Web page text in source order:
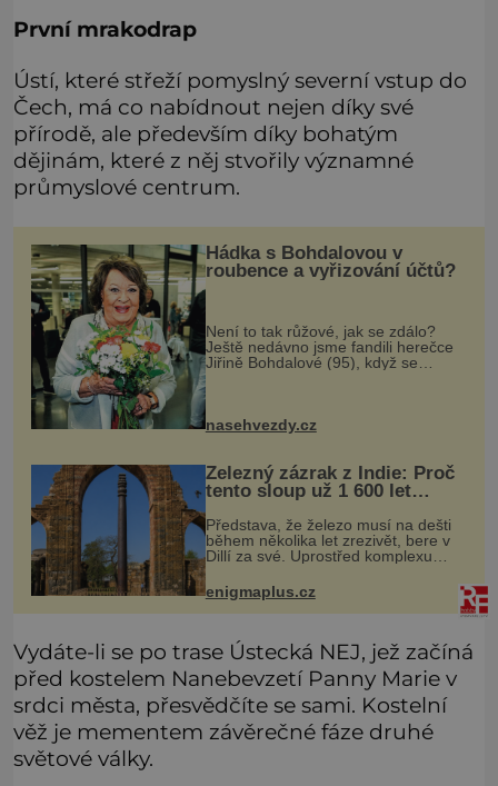
První mrakodrap
Ústí, které střeží pomyslný severní vstup do
Čech, má co nabídnout nejen díky své
přírodě, ale především díky bohatým
dějinám, které z něj stvořily významné
průmyslové centrum.
Hádka s Bohdalovou v
roubence a vyřizování účtů?
Není to tak růžové, jak se zdálo?
Ještě nedávno jsme fandili herečce
Jiřině Bohdalové (95), když se
povídalo, že snad tráví léto na své
roubené chalupě v Českém ráji s
přítelem, slovenským podnikatele
nasehvezdy.cz
Železný zázrak z Indie: Proč
tento sloup už 1 600 let
nezná rez?
Představa, že železo musí na dešti
během několika let zrezivět, bere v
Dillí za své. Uprostřed komplexu
Qutb stojí více než sedm metrů
vysoký železný sloup, který už
přibližně 1 600 let odolává počasí
enigmaplus.cz
Vydáte-li se po trase Ústecká NEJ, jež začíná
před kostelem Nanebevzetí Panny Marie v
srdci města, přesvědčíte se sami. Kostelní
věž je mementem závěrečné fáze druhé
světové války.